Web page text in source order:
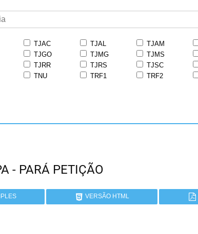
TJAC TJAL TJAM
TJGO TJMG TJMS
TJRR TJRS TJSC
TNU TRF1 TRF2
- PARÁ PETIÇÃO
VERSÃO HTML